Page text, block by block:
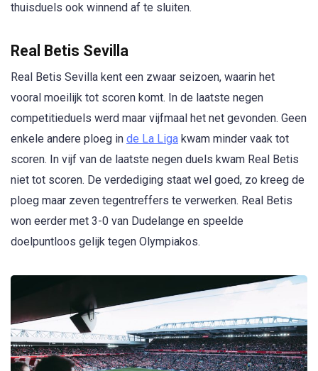
thuisduels ook winnend af te sluiten.
Real Betis Sevilla
Real Betis Sevilla kent een zwaar seizoen, waarin het
vooral moeilijk tot scoren komt. In de laatste negen
competitieduels werd maar vijfmaal het net gevonden. Geen
enkele andere ploeg in de La Liga kwam minder vaak tot
scoren. In vijf van de laatste negen duels kwam Real Betis
niet tot scoren. De verdediging staat wel goed, zo kreeg de
ploeg maar zeven tegentreffers te verwerken. Real Betis
won eerder met 3-0 van Dudelange en speelde
doelpuntloos gelijk tegen Olympiakos.